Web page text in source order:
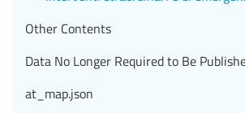
Other Contents
Data No Longer Required to Be
at_map.json